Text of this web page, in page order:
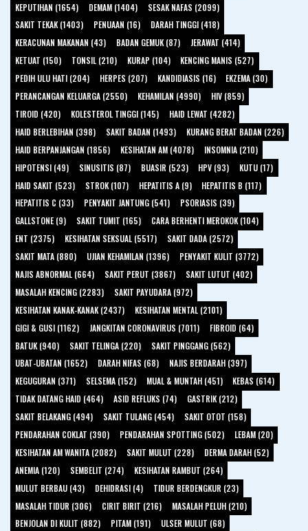
KEPUTIHAN (1654)
DEMAM (1404)
SESAK NAFAS (2099)
SAKIT TEKAK (1403)
PENUAAN (16)
DARAH TINGGI (418)
KERACUNAN MAKANAN (43)
BADAN GEMUK (87)
JERAWAT (414)
KETUAT (150)
TONSIL (210) KURAP (104)
KENCING MANIS (527)
PEDIH ULU HATI (204)
HERPES (207) KANDIDIASIS (16)
EKZEMA (30)
PERANCANGAN KELUARGA (2550)
KEHAMILAN (4990)
HIV (859)
TIROID (420)
KOLESTEROL TINGGI (145)
HAID LEWAT (4282)
HAID BERLEBIHAN (398)
SAKIT BADAN (1493)
KURANG BERAT BADAN (226)
HAID BERPANJANGAN (1856)
KESIHATAN AM (4078)
INSOMNIA (210)
HIPOTENSI (49)
SINUSITIS (87) BUASIR (523) HPV (93)
KUTU (17)
HAID SAKIT (523)
STROK (107) HEPATITIS A (9)
HEPATITIS B (117)
HEPATITIS C (33)
PENYAKIT JANTUNG (541)
PSORIASIS (39)
GALLSTONE (9)
SAKIT TUMIT (165)
CARA BERHENTI MEROKOK (104)
ENT (2375)
KESIHATAN SEKSUAL (5517)
SAKIT DADA (2572)
SAKIT MATA (880)
UJIAN KEHAMILAN (1396)
PENYAKIT KULIT (3772)
NAJIS ABNORMAL (664)
SAKIT PERUT (3867)
SAKIT LUTUT (402)
MASALAH KENCING (2283)
SAKIT PAYUDARA (972)
KESIHATAN KANAK-KANAK (2437)
KESIHATAN MENTAL (2101)
GIGI & GUSI (1162)
JANGKITAN CORONAVIRUS (7011)
FIBROID (64)
BATUK (940)
SAKIT TELINGA (220)
SAKIT PINGGANG (562)
UBAT-UBATAN (1652)
DARAH NIFAS (68)
NAJIS BERDARAH (397)
KEGUGURAN (371)
SELSEMA (152) MUAL & MUNTAH (451)
KEBAS (614)
TIDAK DATANG HAID (464)
ASID REFLUKS (74)
GASTRIK (212)
SAKIT BELAKANG (494)
SAKIT TULANG (454)
SAKIT OTOT (158)
PENDARAHAN COKLAT (390)
PENDARAHAN SPOTTING (502)
LEBAM (20)
KESIHATAN AM WANITA (2082)
SAKIT MULUT (228)
DERMA DARAH (52)
ANEMIA (120)
SEMBELIT (274)
KESIHATAN RAMBUT (264)
MULUT BERBAU (43)
DEHIDRASI (4)
TIDUR BERDENGKUR (23)
MASALAH TIDUR (306)
CIRIT BIRIT (216)
MASALAH PELUH (210)
BENJOLAN DI KULIT (882)
PITAM (191)
ULSER MULUT (68)